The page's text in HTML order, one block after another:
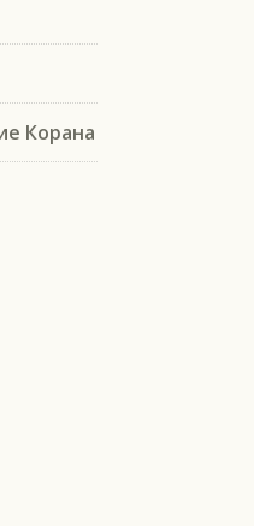
Корана